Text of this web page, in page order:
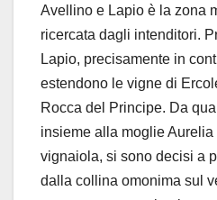
Avellino e Lapio è la zona
ricercata dagli intenditori.
Lapio, precisamente in
estendono le vigne di
Rocca del Principe. Da
insieme alla moglie
vignaiola, si sono decisi a
dalla collina omonima sul